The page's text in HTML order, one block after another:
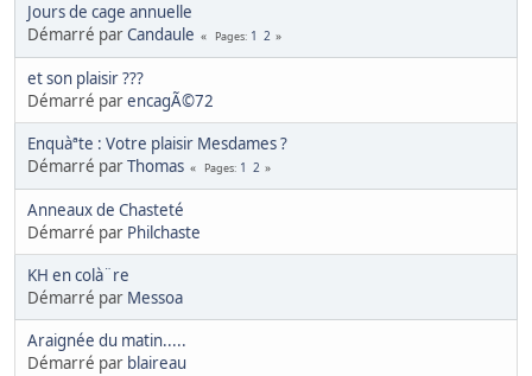
Jours de cage annuelle
Démarré parCandaule Pages 1 2
et son plaisir ???
Démarré parencagÃ©72
Enquàªte : Votre plaisir Mesdames ?
Démarré parThomas Pages 1 2
Anneaux de Chasteté
Démarré par Philchaste
KH en colà¨re
Démarré par Messoa
Araignée du matin.....
Démarré par blaireau